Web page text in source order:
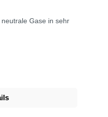
Gase in sehr